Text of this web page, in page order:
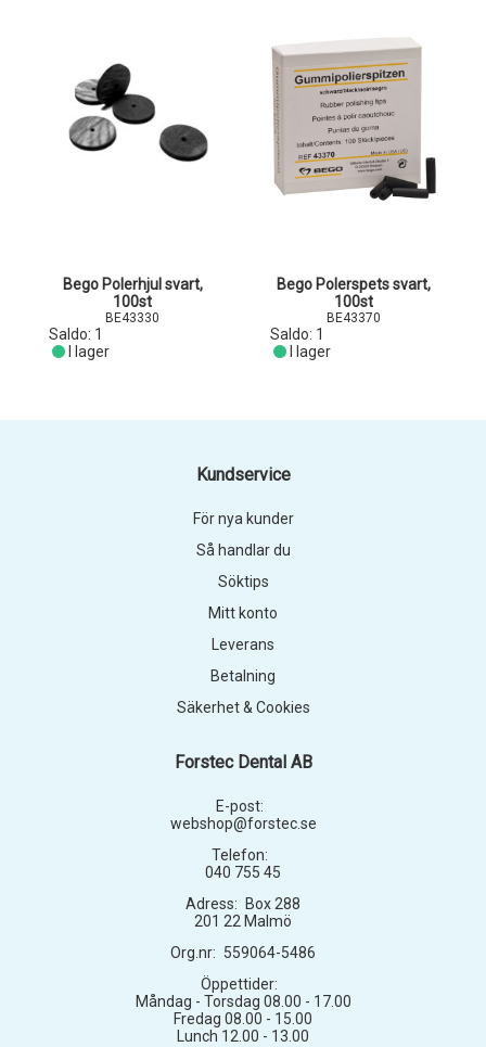
Bego Polerhjul svart,
100st
BE43330
Saldo: 1
I lager
Bego Polerspets svart,
100st
BE43370
Saldo: 1
I lager
Forstec Dental AB
E-post:
webshop@forstec.se
Telefon:
040 755 45
Adress:
Box 288
201 22 Malmö
Org.nr: 559064-5486
Öppettider:
Måndag - Torsdag 08.00 - 17.00
Fredag 08.00 - 15.00
Lunch 12.00 - 13.00
Kundservice
För nya kunder
Så handlar du
Söktips
Mitt konto
Leverans
Betalning
Säkerhet & Cookies